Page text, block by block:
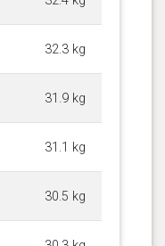
32.3 kg
31.9 kg
31.1 kg
30.5 kg